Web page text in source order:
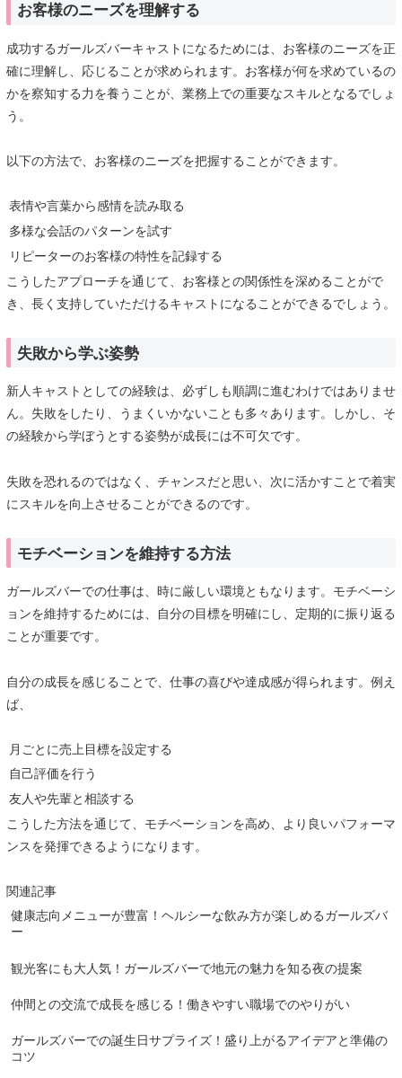
お客様のニーズを理解する
成功するガールズバーキャストになるためには、お客様のニーズを正
確に理解し、応じることが求められます。お客様が何を求めているの
かを察知する力を養うことが、業務上での重要なスキルとなるでしょ
う。
以下の方法で、お客様のニーズを把握することができます。
表情や言葉から感情を読み取る
多様な会話のパターンを試す
リピーターのお客様の特性を記録する
こうしたアプローチを通じて、お客様との関係性を深めることがで
き、長く支持していただけるキャストになることができるでしょう。
失敗から学ぶ姿勢
新人キャストとしての経験は、必ずしも順調に進むわけではありませ
ん。失敗をしたり、うまくいかないことも多々あります。しかし、そ
の経験から学ぼうとする姿勢が成長には不可欠です。
失敗を恐れるのではなく、チャンスだと思い、次に活かすことで着実
にスキルを向上させることができるのです。
モチベーションを維持する方法
ガールズバーでの仕事は、時に厳しい環境ともなります。モチベーシ
ョンを維持するためには、自分の目標を明確にし、定期的に振り返る
ことが重要です。
自分の成長を感じることで、仕事の喜びや達成感が得られます。例え
ば、
月ごとに売上目標を設定する
自己評価を行う
友人や先輩と相談する
こうした方法を通じて、モチベーションを高め、より良いパフォーマ
ンスを発揮できるようになります。
関連記事
健康志向メニューが豊富！ヘルシーな飲み方が楽しめるガールズバ
ー
観光客にも大人気！ガールズバーで地元の魅力を知る夜の提案
仲間との交流で成長を感じる！働きやすい職場でのやりがい
ガールズバーでの誕生日サプライズ！盛り上がるアイデアと準備の
コツ